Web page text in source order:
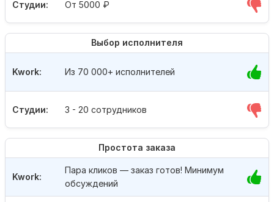
Студии: От 5000 ₽
Выбор исполнителя
Студии: 3 - 20 сотрудников
Kwork: Из 70 000+ исполнителей
Простота заказа
Kwork:
Пара кликов — заказ готов! Минимум
обсуждений